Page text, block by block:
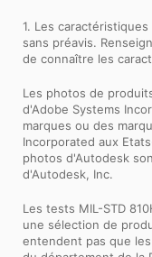
1. Les
sans préavis.
de connaître les
Les photos de
d'Adobe Systems
marques ou des
Incorporated aux
photos d'Autodesk
d'Autodesk, Inc.
Les tests MIL-STD
une sélection de
entendent pas que